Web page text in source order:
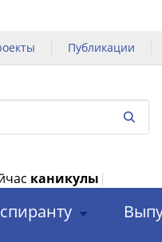
Публикации
каникулы |